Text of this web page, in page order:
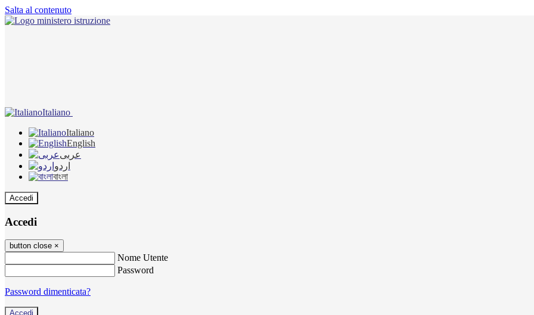
Salta al contenuto
Italiano
Italiano
English
عربى
اردو
বাংলা
Accedi
Accedi
button close ×
Nome Utente
Password
Password dimenticata?